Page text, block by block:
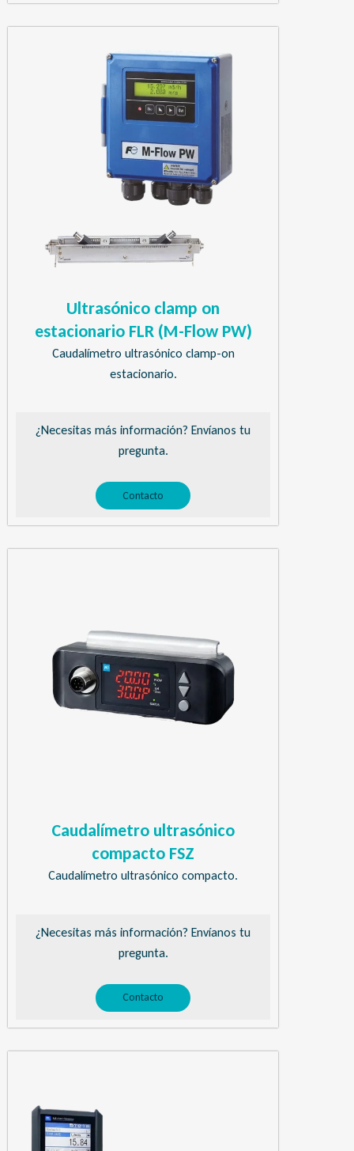
Ultrasónico clamp on
estacionario FLR (M-Flow PW)
Caudalímetro ultrasónico clamp-on
estacionario.
¿Necesitas más información? Envíanos tu
pregunta.
Contacto
Caudalímetro ultrasónico
compacto FSZ
Caudalímetro ultrasónico compacto.
¿Necesitas más información? Envíanos tu
pregunta.
Contacto